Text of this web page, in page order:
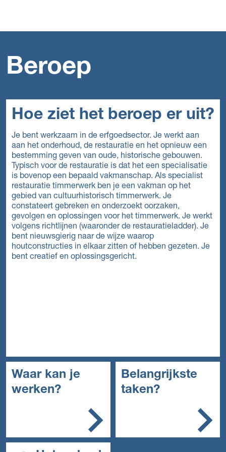
Beroep
Hoe ziet het beroep er uit?
Je bent werkzaam in de erfgoedsector. Je werkt aan
aan het onderhoud, de restauratie en het opnieuw een
bestemming geven van oude, historische gebouwen.
Typisch voor de restauratie is dat het een specialisatie
is bovenop een bepaald vakmanschap. Als specialist
restauratie timmerwerk ben je een vakman op het
gebied van cultuurhistorisch timmerwerk. Je
constateert gebreken en onderzoekt oorzaken,
gevolgen en oplossingen voor het timmerwerk. Je werkt
volgens richtlijnen (waaronder de restauratieladder). Je
bent nieuwsgierig naar de wijze waarop
houtconstructies in elkaar zitten of hebben gezeten. Je
bent creatief en oplossingsgericht.
Waar kan je
werken?
In de erfgoedsector, bij
gespecialiseerd zijn in
restauratie.
Belangrijkste
taken?
restauratie voor en
stemt het werk af